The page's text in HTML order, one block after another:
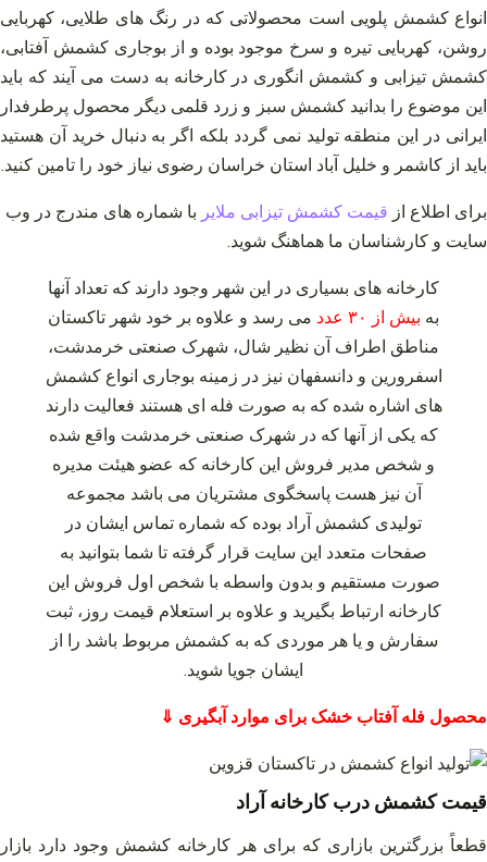
انواع کشمش پلویی است محصولاتی که در رنگ‌ های طلایی، کهربایی
روشن، کهربایی تیره و سرخ موجود بوده و از بوجاری کشمش آفتابی،
کشمش تیزابی و کشمش انگوری در کارخانه به دست می‌ آیند که باید
این موضوع را بدانید کشمش سبز و زرد قلمی دیگر محصول پرطرفدار
ایرانی در این منطقه تولید نمی‌ گردد بلکه اگر به دنبال خرید آن هستید
باید از کاشمر و خلیل آباد استان خراسان رضوی نیاز خود را تامین کنید.
برای اطلاع از قیمت کشمش تیزابی ملایر با شماره های مندرج در وب
سایت و کارشناسان ما هماهنگ شوید.
کارخانه‌ های بسیاری در این شهر وجود دارند که تعداد آنها
به بیش از ۳۰ عدد
می‌ رسد و علاوه بر خود شهر تاکستان
مناطق اطراف آن نظیر شال، شهرک صنعتی خرمدشت،
اسفرورین و دانسفهان نیز در زمینه بوجاری انواع کشمش‌
های اشاره شده که به صورت فله‌ ای هستند فعالیت دارند
که یکی از آنها که در شهرک صنعتی خرمدشت واقع شده
و شخص مدیر فروش این کارخانه که عضو هیئت مدیره
آن نیز هست پاسخگوی مشتریان می‌ باشد مجموعه
تولیدی کشمش آراد بوده که شماره تماس ایشان در
صفحات متعدد این سایت قرار گرفته تا شما بتوانید به
صورت مستقیم و بدون واسطه با شخص اول فروش این
کارخانه ارتباط بگیرید و علاوه بر استعلام قیمت روز، ثبت
سفارش و یا هر موردی که به کشمش مربوط باشد را از
ایشان جویا شوید.
محصول فله آفتاب خشک برای موارد آبگیری ⇓
قیمت کشمش درب کارخانه آراد
قطعاً بزرگترین بازاری که برای هر کارخانه کشمش وجود دارد بازار